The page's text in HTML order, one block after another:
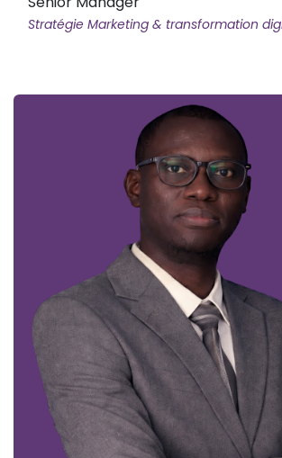
Stratégie Marketing & transformation